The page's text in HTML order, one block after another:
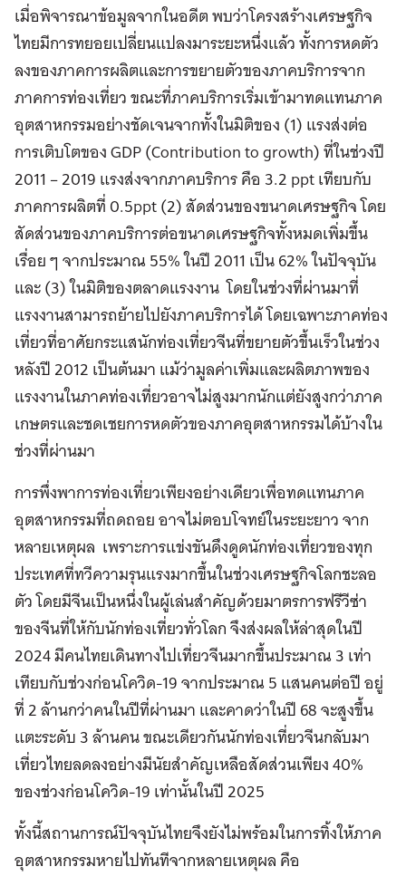
เมื่อพิจารณาข้อมูลจากในอดีต พบว่าโครงสร้างเศรษฐกิจ
ไทยมีการทยอยเปลี่ยนแปลงมาระยะหนึ่งแล้ว ทั้งการหดตัว
ลงของภาคการผลิตและการขยายตัวของภาคบริการจาก
ภาคการท่องเที่ยว ขณะที่ภาคบริการเริ่มเข้ามาทดแทนภาค
อุตสาหกรรมอย่างชัดเจนจากทั้งในมิติของ (1) แรงส่งต่อ
การเติบโตของ GDP (Contribution to growth) ที่ในช่วงปี
2011 – 2019 แรงส่งจากภาคบริการ คือ 3.2 ppt เทียบกับ
ภาคการผลิตที่ 0.5ppt (2) สัดส่วนของขนาดเศรษฐกิจ โดย
สัดส่วนของภาคบริการต่อขนาดเศรษฐกิจทั้งหมดเพิ่มขึ้น
เรื่อย ๆ จากประมาณ 55% ในปี 2011 เป็น 62% ในปัจจุบัน
และ (3) ในมิติของตลาดแรงงาน โดยในช่วงที่ผ่านมาที่
แรงงานสามารถย้ายไปยังภาคบริการได้ โดยเฉพาะภาคท่อง
เที่ยวที่อาศัยกระแสนักท่องเที่ยวจีนที่ขยายตัวขึ้นเร็วในช่วง
หลังปี 2012 เป็นต้นมา แม้ว่ามูลค่าเพิ่มและผลิตภาพของ
แรงงานในภาคท่องเที่ยวอาจไม่สูงมากนักแต่ยังสูงกว่าภาค
เกษตรและชดเชยการหดตัวของภาคอุตสาหกรรมได้บ้างใน
ช่วงที่ผ่านมา
การพึ่งพาการท่องเที่ยวเพียงอย่างเดียวเพื่อทดแทนภาค
อุตสาหกรรมที่ถดถอย อาจไม่ตอบโจทย์ในระยะยาว จาก
หลายเหตุผล เพราะการแข่งขันดึงดูดนักท่องเที่ยวของทุก
ประเทศที่ทวีความรุนแรงมากขึ้นในช่วงเศรษฐกิจโลกชะลอ
ตัว โดยมีจีนเป็นหนึ่งในผู้เล่นสำคัญด้วยมาตรการฟรีวีซ่า
ของจีนที่ให้กับนักท่องเที่ยวทั่วโลก จึงส่งผลให้ล่าสุดในปี
2024 มีคนไทยเดินทางไปเที่ยวจีนมากขึ้นประมาณ 3 เท่า
เทียบกับช่วงก่อนโควิด-19 จากประมาณ 5 แสนคนต่อปี อยู่
ที่ 2 ล้านกว่าคนในปีที่ผ่านมา และคาดว่าในปี 68 จะสูงขึ้น
แตะระดับ 3 ล้านคน ขณะเดียวกันนักท่องเที่ยวจีนกลับมา
เที่ยวไทยลดลงอย่างมีนัยสำคัญเหลือสัดส่วนเพียง 40%
ของช่วงก่อนโควิด-19 เท่านั้นในปี 2025
ทั้งนี้สถานการณ์ปัจจุบันไทยจึงยังไม่พร้อมในการทิ้งให้ภาค
อุตสาหกรรมหายไปทันทีจากหลายเหตุผล คือ